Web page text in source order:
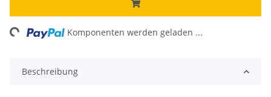
Komponenten werden geladen ...
Beschreibung